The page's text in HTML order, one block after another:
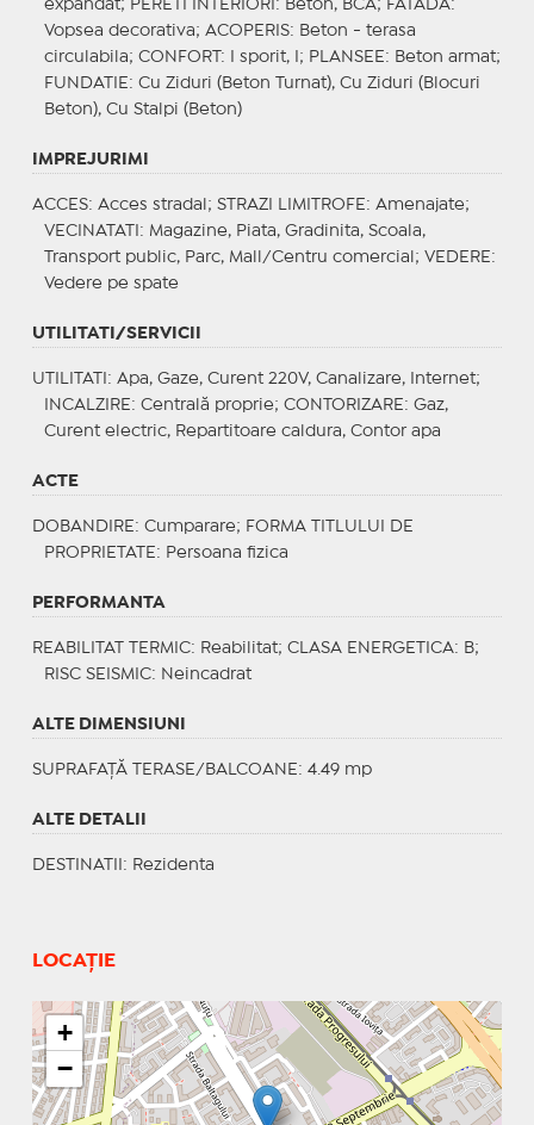
expandat; PERETI INTERIORI : Beton, BCA; FATADA:
Vopsea decorativa; ACOPERIS: Beton - terasa
circulabila; CONFORT : I sporit, I; PLANSEE : Beton armat;
FUNDATIE : Cu Ziduri (Beton Turnat), Cu Ziduri (Blocuri
Beton), Cu Stalpi (Beton)
IMPREJURIMI
ACCES: Acces stradal; STRAZI LIMITROFE : Amenajate;
VECINATATI : Magazine, Piata, Gradinita, Scoala,
Transport public, Parc, Mall/Centru comercial; VEDERE :
Vedere pe spate
UTILITATI/SERVICII
UTILITATI : Apa, Gaze, Curent 220V, Canalizare, Internet;
INCALZIRE : Centrală proprie; CONTORIZARE : Gaz,
Curent electric, Repartitoare caldura, Contor apa
ACTE
DOBANDIRE : Cumparare; FORMA TITLULUI DE
PROPRIETATE : Persoana fizica
PERFORMANTA
REABILITAT TERMIC: Reabilitat; CLASA ENERGETICA: B;
RISC SEISMIC: Neincadrat
ALTE DIMENSIUNI
SUPRAFAȚĂ TERASE/BALCOANE: 4.49 mp
ALTE DETALII
DESTINATII : Rezidenta
LOCAȚIE
+
−